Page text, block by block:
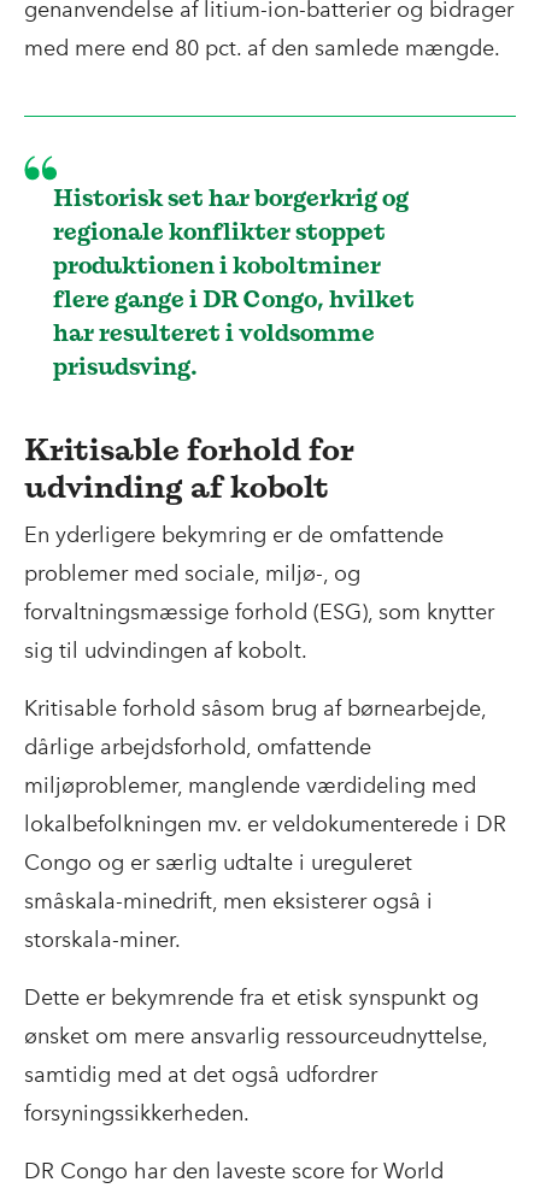
genanvendelse af litium-ion-batterier og bidrager
med mere end 80 pct. af den samlede mængde.
Historisk set har borgerkrig og
regionale konflikter stoppet
produktionen i koboltminer
flere gange i DR Congo, hvilket
har resulteret i voldsomme
prisudsving.
Kritisable forhold for
udvinding af kobolt
En yderligere bekymring er de omfattende
problemer med sociale, miljø-, og
forvaltningsmæssige forhold (ESG), som knytter
sig til udvindingen af kobolt.
Kritisable forhold såsom brug af børnearbejde,
dårlige arbejdsforhold, omfattende
miljøproblemer, manglende værdideling med
lokalbefolkningen mv. er veldokumenterede i DR
Congo og er særlig udtalte i ureguleret
småskala-minedrift, men eksisterer også i
storskala-miner.
Dette er bekymrende fra et etisk synspunkt og
ønsket om mere ansvarlig ressourceudnyttelse,
samtidig med at det også udfordrer
forsyningssikkerheden.
DR Congo har den laveste score for World